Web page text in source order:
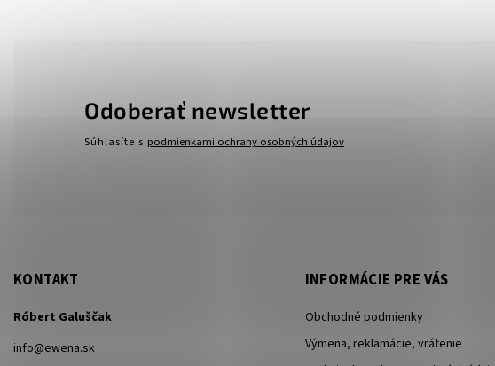
Odoberať newsletter
Súhlasíte s podmienkami ochrany osobných údajov
KONTAKT
Róbert Galuščak
info@ewena.sk
INFORMÁCIE PRE VÁS
Obchodné podmienky
Výmena, reklamácie, vrátenie